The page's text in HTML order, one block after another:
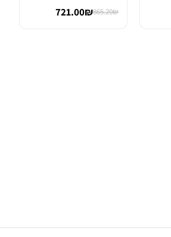
865.20₪
721.00₪